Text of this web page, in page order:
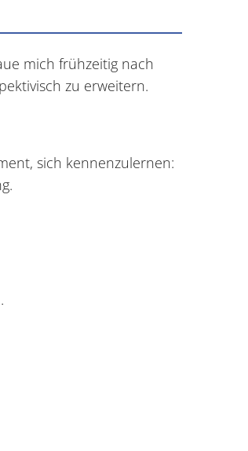
mich frühzeitig nach
zu erweitern.
sich kennenzulernen: